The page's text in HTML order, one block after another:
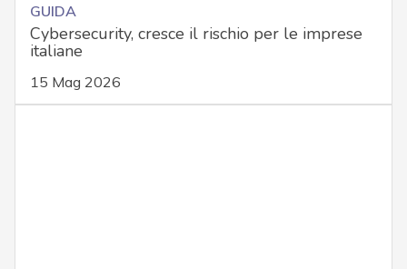
GUIDA
Cybersecurity, cresce il rischio per le imprese
italiane
15 Mag 2026